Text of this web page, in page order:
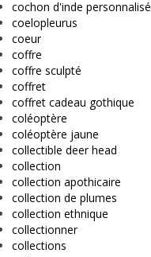
cochon d'inde personnalisé
coelopleurus
coeur
coffre
coffre sculpté
coffret
coffret cadeau gothique
coléoptère
coléoptère jaune
collectible deer head
collection
collection apothicaire
collection de plumes
collection ethnique
collectionner
collections